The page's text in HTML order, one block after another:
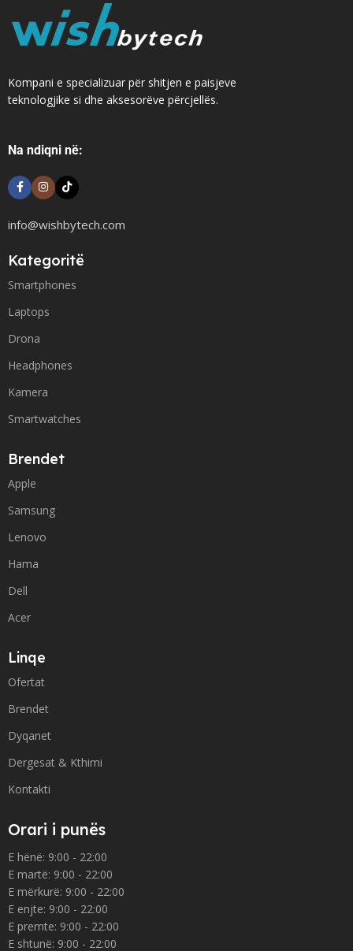
Kompani e specializuar për shitjen e paisjeve
teknologjike si dhe aksesorëve përcjellës.
Na ndiqni në:
info@wishbytech.com
Kategoritë
Smartphones
Laptops
Drona
Headphones
Kamera
Smartwatches
Brendet
Apple
Samsung
Lenovo
Hama
Dell
Acer
Linqe
Ofertat
Brendet
Dyqanet
Dergesat & Kthimi
Kontakti
Orari i punës
E hënë: 9:00 - 22:00
E martë: 9:00 - 22:00
E mërkurë: 9:00 - 22:00
E enjte: 9:00 - 22:00
E premte: 9:00 - 22:00
E shtunë: 9:00 - 22:00